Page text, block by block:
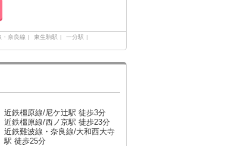
・奈良線 東生駒駅
一分駅
近鉄橿原線/尼ケ辻駅 徒歩3分
近鉄橿原線/西ノ京駅 徒歩23分
近鉄難波線・奈良線/大和西大寺
駅 徒歩25分